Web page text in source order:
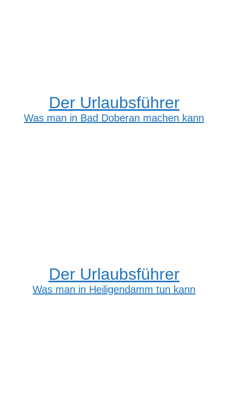
Der Urlaubsführer
Was man in Bad Doberan machen kann
Der Urlaubsführer
Was man in Heiligendamm tun kann